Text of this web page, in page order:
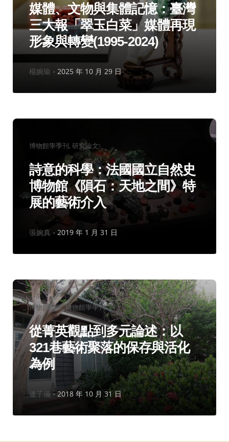
媒體、文物與集體記憶：臺灣
三大報「翠玉白菜」媒體再現
形象與轉變(1995-2024)
作
楊婉瑜 2025 年 10 月 29 日
分
類：
博物館學季刊 研究論文
詩意的科學：法國國立自然史
博物館《隕石：天地之間》特
展的藝術介入
作
張婉真 2019 年 1 月 31 日
分
類：
博物館論壇 博物館學季刊
從菁英觀點到多元論述：以
321巷藝術聚落的保存與活化
為例
作
連子儀 2018 年 10 月 31 日